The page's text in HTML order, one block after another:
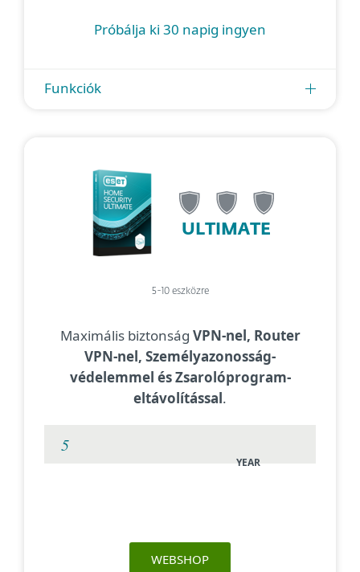
Próbálja ki 30 napig ingyen
Funkciók
ULTIMATE
5-10 eszközre
Maximális biztonság VPN-nel, Router
VPN-nel, Személyazonosság-
védelemmel és Zsarolóprogram-
eltávolítással.
YEAR
WEBSHOP